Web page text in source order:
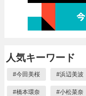
人気キーワード
#今田美桜 #浜辺美波
#橋本環奈 #小松菜奈